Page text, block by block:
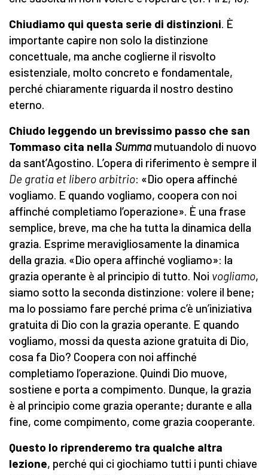
Chiudiamo qui questa serie di distinzioni. È
importante capire non solo la distinzione
concettuale, ma anche coglierne il risvolto
esistenziale, molto concreto e fondamentale,
perché chiaramente riguarda il nostro destino
eterno.
Chiudo leggendo un brevissimo passo che san
Tommaso cita nella Summamutuandolo di nuovo
da sant’Agostino. L’opera di riferimento è sempre il
De gratia et libero arbitrio: «Dio opera affinché
vogliamo. E quando vogliamo, coopera con noi
affinché completiamo l’operazione». È una frase
semplice, breve, ma che ha tutta la dinamica della
grazia. Esprime meravigliosamente la dinamica
della grazia. «Dio opera affinché vogliamo»: la
grazia operante è al principio di tutto. Noi vogliamo,
siamo sotto la seconda distinzione: volere il bene;
ma lo possiamo fare perché prima c’è un’iniziativa
gratuita di Dio con la grazia operante. E quando
vogliamo, mossi da questa azione gratuita di Dio,
cosa fa Dio? Coopera con noi affinché
completiamo l’operazione. Quindi Dio muove,
sostiene e porta a compimento. Dunque, la grazia
è al principio come grazia operante; durante e alla
fine, come compimento, come grazia cooperante.
Questo lo riprenderemo tra qualche altra
lezione, perché qui ci giochiamo tutti i punti chiave